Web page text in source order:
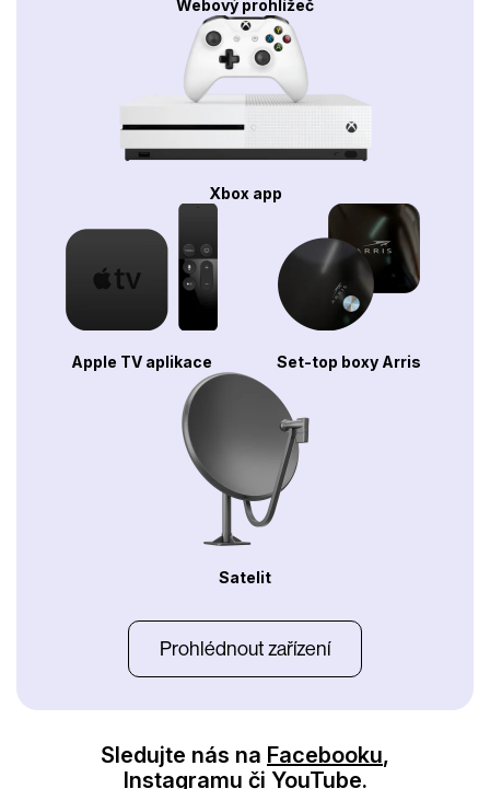
Webový prohlížeč
Xbox app
Apple TV aplikace Set-top boxy Arris
Satelit
Prohlédnout zařízení
Sledujte nás na Facebooku,
Instagramu či YouTube.